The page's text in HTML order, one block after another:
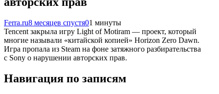
Ferra.ru8 месяцев спустя01 минуты
Tencent закрыла игру Light of Motiram — проект, который
многие называли «китайской копией» Horizon Zero Dawn.
Игра пропала из Steam на фоне затяжного разбирательства
с Sony о нарушении авторских прав.
Навигация по записям